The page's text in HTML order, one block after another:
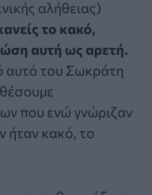
αλήθειας)
το κακό,
αυτή ως αρετή.
αυτό του Σωκράτη
που ενώ γνώριζαν
ήταν κακό, το